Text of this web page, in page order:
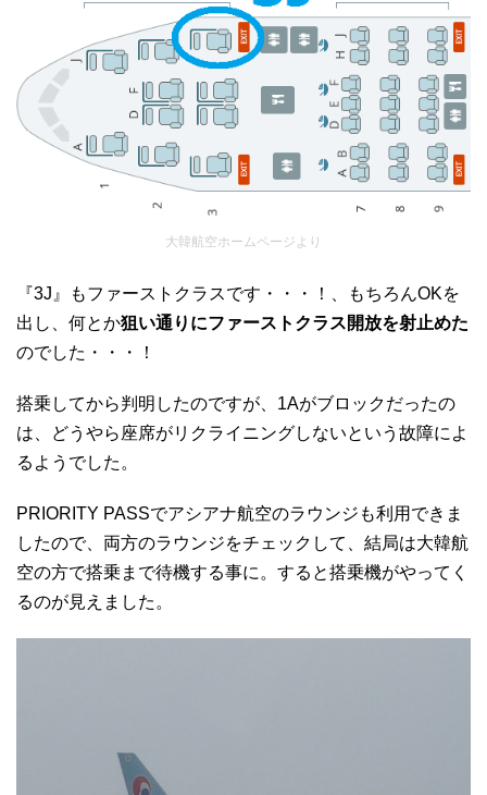
大韓航空ホームページより
『3J』もファーストクラスです・・・！、もちろんOKを
出し、何とか狙い通りにファーストクラス開放を射止めた
のでした・・・！
搭乗してから判明したのですが、1Aがブロックだったの
は、どうやら座席がリクライニングしないという故障によ
るようでした。
PRIORITY PASSでアシアナ航空のラウンジも利用できま
したので、両方のラウンジをチェックして、結局は大韓航
空の方で搭乗まで待機する事に。すると搭乗機がやってく
るのが見えました。